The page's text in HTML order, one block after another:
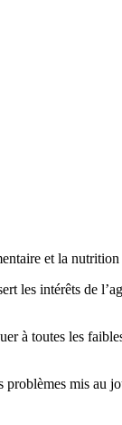
et la nutrition
les intérêts de
à toutes les
mis au